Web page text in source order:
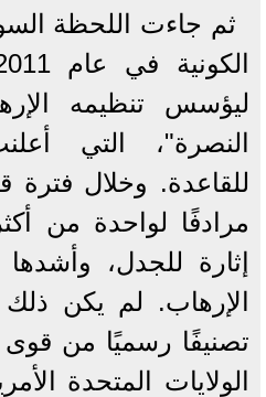
ثم جاءت اللحظة
ليؤسس تنظيمه
النصرة"، التي
للقاعدة. وخلال فترة
مرادفًا لواحدة من
إثارة للجدل،
الإرهاب. لم يكن ذلك
تصنيفًا رسميًا من
الولايات المتحدة